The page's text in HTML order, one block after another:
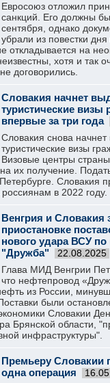
Евросоюз отложил
санкций. Его должны
сентября, однако
убрали из повестки
откладывается на
хотя и так
договорились.
Словакия начнет
туристические визы
впервые за три года
Словакия снова начнет
туристические визы
Визовые центры
их получение.
Словакия
россиянам в 2022 году.
Венгрия и Словакия
приостановке
нового удара ВСУ
"Дружба"
22.08.2025
Глава МИД Венгрии
что нефтепровод
из России,
были
Словакии
Брянской области,
инфраструктуры".
Премьеру Словакии
одна операция